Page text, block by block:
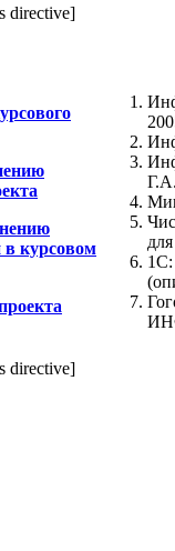
directive]
в курсовом
1С:
directive]